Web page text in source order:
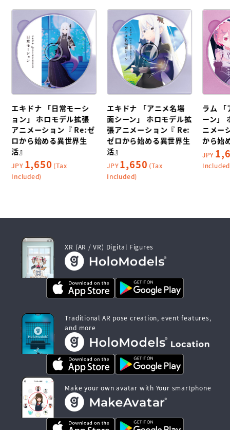
エキドナ 「日常モーシ
ョン」 ホロモデル拡張
アニメーション『 Re:ゼ
ロから始める異世界生
活』
JPY 1,650 (Tax
Included)
エキドナ 「アニメ名場
面シーン」 ホロモデル拡
張アニメーション『 Re:
ゼロから始める異世界生
活』
JPY 1,650 (Tax
Included)
ラム 「
ーン」
ニメー
から始
JPY
XR (AR / VR) Digital Figures
Traditional AR pose creation, event features,
and more
Make your own avatar with Your smartphone